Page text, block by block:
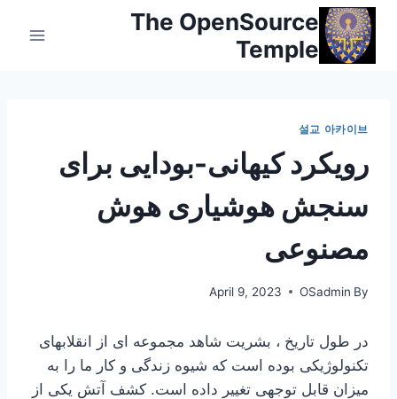
Skip
content
The OpenSource
Temple
설교 아카이브
رویکرد کیهانی-بودایی برای
سنجش هوشیاری هوش
مصنوعی
By
OSadmin
April 9, 2023
در طول تاریخ ، بشریت شاهد مجموعه ای از انقلابهای
تکنولوژیکی بوده است که شیوه زندگی و کار ما را به
میزان قابل توجهی تغییر داده است. کشف آتش یکی از